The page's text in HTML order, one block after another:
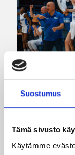
Suostumus
Tämä sivusto
Käytämme
Maaottelu